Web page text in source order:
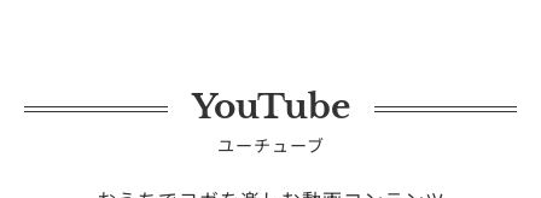
YouTube
ユーチューブ